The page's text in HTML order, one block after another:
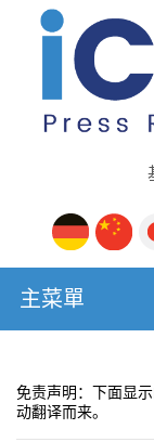
主菜單
免责声明：下面显
动翻译而来。